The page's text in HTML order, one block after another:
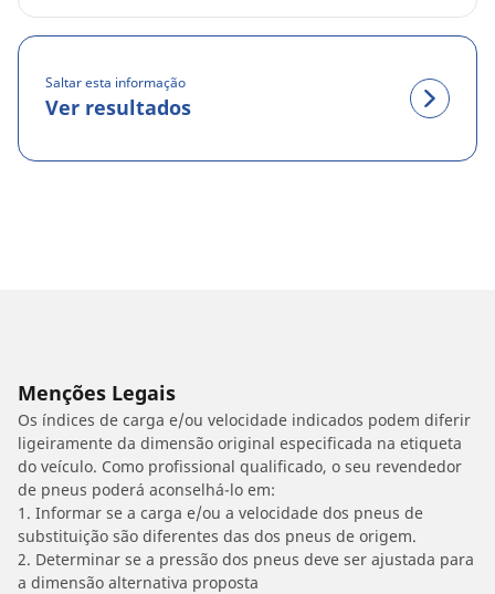
Saltar esta informação
Ver resultados
Menções Legais
Os índices de carga e/ou velocidade indicados podem diferir
ligeiramente da dimensão original especificada na etiqueta
do veículo. Como profissional qualificado, o seu revendedor
de pneus poderá aconselhá-lo em:
1. Informar se a carga e/ou a velocidade dos pneus de
substituição são diferentes das dos pneus de origem.
2. Determinar se a pressão dos pneus deve ser ajustada para
a dimensão alternativa proposta